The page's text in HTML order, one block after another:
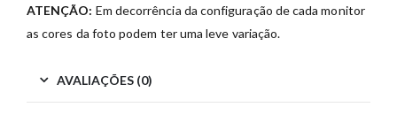
ATENÇÃO: Em decorrência da configuração de cada monitor
as cores da foto podem ter uma leve variação.
AVALIAÇÕES (0)